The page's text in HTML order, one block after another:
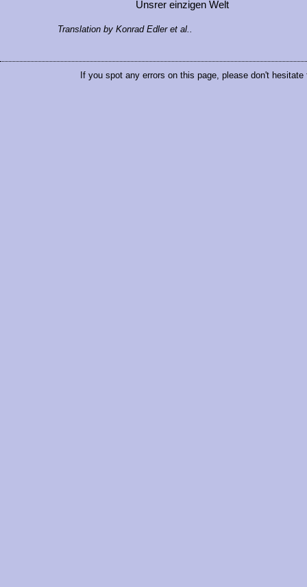
Unsrer einzigen Welt
Translation by Konrad Edler et al..
If you spot any errors on this page, please don't